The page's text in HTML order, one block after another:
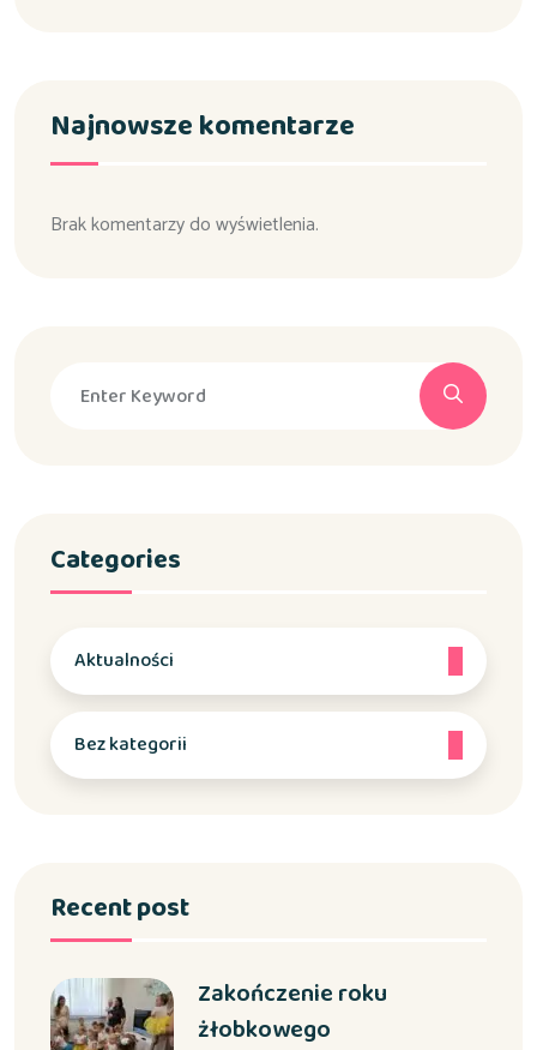
Najnowsze komentarze
Brak komentarzy do wyświetlenia.
Categories
Aktualności
Bez kategorii
Recent post
Zakończenie roku
żłobkowego